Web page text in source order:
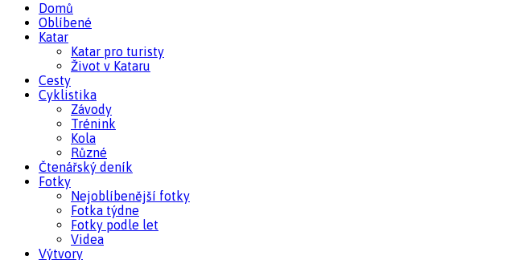
Domů
Oblíbené
Katar
Katar pro turisty
Život v Kataru
Cesty
Cyklistika
Závody
Trénink
Kola
Různé
Čtenářský deník
Fotky
Nejoblíbenější fotky
Fotka týdne
Fotky podle let
Videa
Výtvory